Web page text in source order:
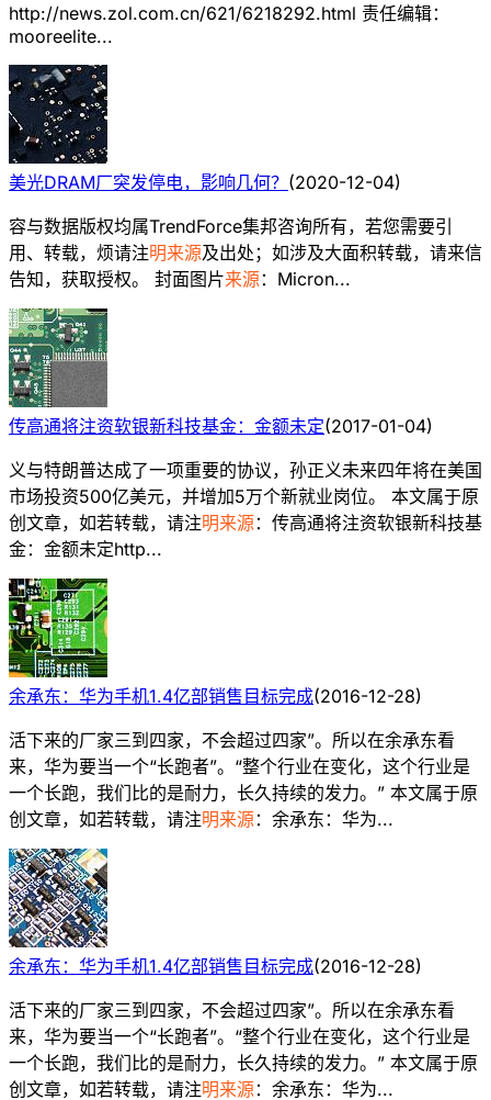
http://news.zol.com.cn/621/6218292.html 责任编辑：
mooreelite...
美光DRAM厂突发停电，影响几何？ (2020-12-04)
容与数据版权均属TrendForce集邦咨询所有，若您需要引
用、转载，烦请注明来源及出处；如涉及大面积转载，请来信
告知，获取授权。 封面图片来源：Micron...
传高通将注资软银新科技基金：金额未定(2017-01-04)
义与特朗普达成了一项重要的协议，孙正义未来四年将在美国
市场投资500亿美元，并增加5万个新就业岗位。 本文属于原
创文章，如若转载，请注明来源：传高通将注资软银新科技基
金：金额未定http...
余承东：华为手机1.4亿部销售目标完成(2016-12-28)
活下来的厂家三到四家，不会超过四家”。所以在余承东看
来，华为要当一个“长跑者”。“整个行业在变化，这个行业是
一个长跑，我们比的是耐力，长久持续的发力。” 本文属于原
创文章，如若转载，请注明来源：余承东：华为...
余承东：华为手机1.4亿部销售目标完成(2016-12-28)
活下来的厂家三到四家，不会超过四家”。所以在余承东看
来，华为要当一个“长跑者”。“整个行业在变化，这个行业是
一个长跑，我们比的是耐力，长久持续的发力。” 本文属于原
创文章，如若转载，请注明来源：余承东：华为...